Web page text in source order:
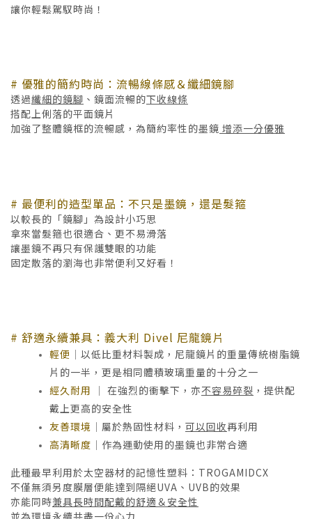
讓你輕鬆駕馭時尚！
# 優雅的簡約時尚：流暢線條感＆纖細鏡腳
透過纖細的鏡腳 、鏡面流暢的下收線條
搭配上俐落的平面鏡片
加強了整體鏡框的流暢感，為簡約率性的墨鏡 增添一分優雅
# 最便利的造型單品：不只是墨鏡，還是髮箍
以較長的「鏡腳」為設計小巧思
拿來當髮箍也很適合、更不易滑落
讓墨鏡不再只有保護雙眼的功能
固定散落的瀏海也非常便利又好看！
# 舒適永續兼具：義大利 Divel 尼龍鏡片
輕便 ｜ 以低比重材料製成，尼龍鏡片的重量傳統樹脂鏡
片的一半，更是相同體積玻璃重量的十分之一
經久耐用 ｜ 在強烈的衝擊下，亦不容易碎裂 ，提供配
戴上更高的安全性
友善環境 ｜ 屬於熱固性材料， 可以回收再利用
高清晰度 ｜ 作為運動使用的墨鏡也非常合適
此種最早利用於太空器材的記憶性塑料：TROGAMIDCX
不僅無須另度膜層便能達到隔絕UVA、UVB的效果
亦能同時兼具長時間配戴的舒適＆安全性